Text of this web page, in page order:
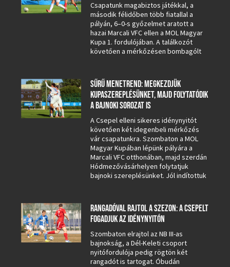
Csapatunk magabiztos játékkal, a
második félidőben több fiatallal a
pályán, 6–0-s győzelmet aratott a
hazai Marcali VFC ellen a MOL Magyar
Kupa 1. fordulójában. A találkozót
követően a mérkőzésen bombagólt
SŰRŰ MENETREND: MEGKEZDJÜK
KUPASZEREPLÉSÜNKET, MAJD FOLYTATÓDIK
A BAJNOKI SOROZAT IS
A Csepel elleni sikeres idénynyitót
követően két idegenbeli mérkőzés
vár csapatunkra. Szombaton a MOL
Magyar Kupában lépünk pályára a
Marcali VFC otthonában, majd szerdán
Hódmezővásárhelyen folytatjuk
bajnoki szereplésünket. Jól indítottuk
RANGADÓVAL RAJTOL A SZEZON: A CSEPELT
FOGADJUK AZ IDÉNYNYITÓN
Szombaton elrajtol az NB III-as
bajnokság, a Dél-Keleti csoport
nyitófordulója pedig rögtön két
rangadót is tartogat. Óbudán